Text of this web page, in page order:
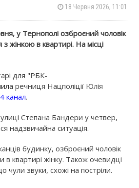
18 Червня 2026, 11:01
у Тернополі озброєний чоловік
жінкою в квартирі. На місці
для "РБК-
речниця Нацполіції Юлія
канал.
Степана Бандери у четвер,
надзвичайна ситуація.
будинку, озброєний чоловік
квартирі жінку. Також очевидці
чули звуки, схожі на постріли.